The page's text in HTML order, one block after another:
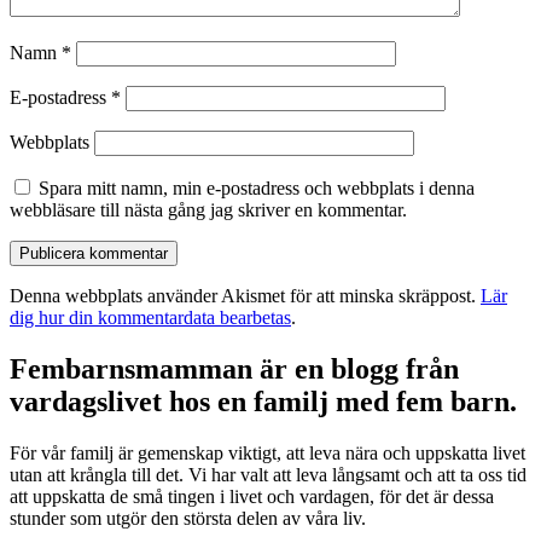
Namn *
E-postadress *
Webbplats
Spara mitt namn, min e-postadress och webbplats i denna
webbläsare till nästa gång jag skriver en kommentar.
Denna webbplats använder Akismet för att minska skräppost. Lär
dig hur din kommentardata bearbetas.
Fembarnsmamman är en blogg från
vardagslivet hos en familj med fem barn.
För vår familj är gemenskap viktigt, att leva nära och uppskatta livet
utan att krångla till det. Vi har valt att leva långsamt och att ta oss tid
att uppskatta de små tingen i livet och vardagen, för det är dessa
stunder som utgör den största delen av våra liv.